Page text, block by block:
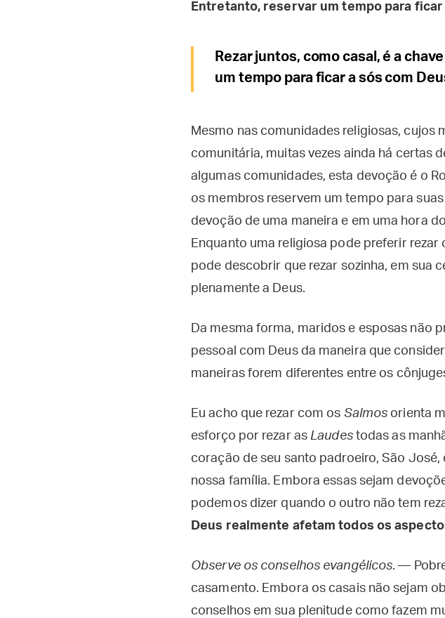
Entretanto, reservar um tempo para
Rezar juntos, como casal, é a
um tempo para ficar a sós com
Mesmo nas comunidades religiosas,
comunitária, muitas vezes ainda há certas
algumas comunidades, esta devoção é o
os membros reservem um tempo para
devoção de uma maneira e em uma hora
Enquanto uma religiosa pode preferir
pode descobrir que rezar sozinha, em sua
plenamente a Deus.
Da mesma forma, maridos e esposas não
pessoal com Deus da maneira que
maneiras forem diferentes entre os
Eu acho que rezar com os Salmos orienta
esforço por rezar asLaudestodas as
coração de seu santo padroeiro, São
nossa família. Embora essas sejam
podemos dizer quando o outro não tem
Deus realmente afetam todos os
Observe os conselhos evangélicos. —
casamento. Embora os casais não sejam
conselhos em sua plenitude como fazem